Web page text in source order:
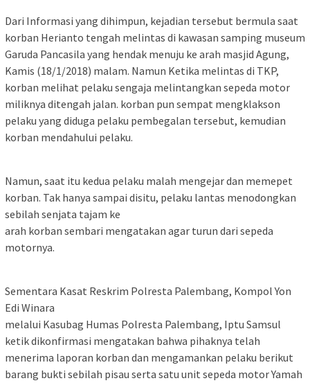
Dari Informasi yang dihimpun, kejadian tersebut bermula saat
korban Herianto tengah melintas di kawasan samping museum
Garuda Pancasila yang hendak menuju ke arah masjid Agung,
Kamis (18/1/2018) malam. Namun Ketika melintas di TKP,
korban melihat pelaku sengaja melintangkan sepeda motor
miliknya ditengah jalan.‎ korban pun sempat mengklakson
pelaku yang diduga pelaku pembegalan tersebut, kemudian
korban mendahului pelaku.
Namun, saat itu kedua pelaku malah mengejar dan memepet
korban. Tak hanya sampai disitu, pelaku lantas menodongkan
sebilah senjata tajam ke
arah korban sembari mengatakan agar turun dari sepeda
motornya.‎
Sementara Kasat Reskrim Polresta Palembang, Kompol Yon
Edi Winara
melalui Kasubag Humas Polresta Palembang, Iptu Samsul
ketik dikonfirmasi mengatakan bahwa pihaknya telah
menerima laporan korban dan mengamankan pelaku berikut
barang bukti sebilah pisau serta satu unit sepeda motor Yamah